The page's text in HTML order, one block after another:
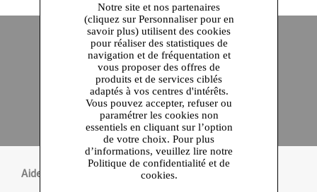
Site officiel Paiement en ligne sécurisé
Click and collect
en 24 heures
Qualité garantie
Aide
Notre site et nos partenaires
(cliquez sur Personnaliser pour en
savoir plus) utilisent des cookies
pour réaliser des statistiques de
navigation et de fréquentation et
vous proposer des offres de
produits et de services ciblés
adaptés à vos centres d'intérêts.
Vous pouvez accepter, refuser ou
paramétrer les cookies non
essentiels en cliquant sur l’option
de votre choix. Pour plus
d’informations, veuillez lire notre
Politique de confidentialité et de
cookies.